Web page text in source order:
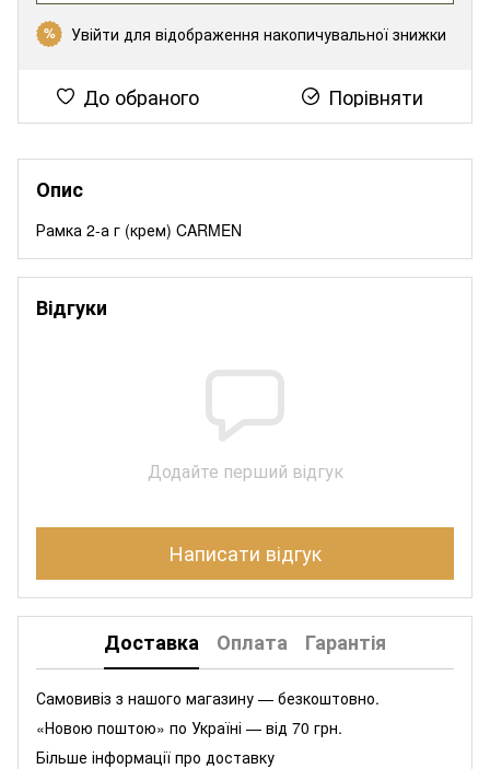
% Увійти для відображення накопичувальної знижки
До обраного Порівняти
Опис
Рамка 2-а г (крем) CARMEN
Відгуки
Додайте перший відгук
Написати відгук
Доставка Оплата Гарантія
Самовивіз з нашого магазину — безкоштовно.
«Новою поштою» по Україні — від 70 грн.
Більше інформації про доставку